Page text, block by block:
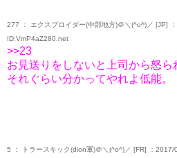
277 ： エクスプロイダー(中部地方)＠＼(^o^)／ [JP]
ID:VmP4aZ280.net
>>23
お見送りをしないと上司から怒ら
それぐらい分かってやれよ低能。
5 ： トラースキック(dion軍)＠＼(^o^)／ [FR] ：